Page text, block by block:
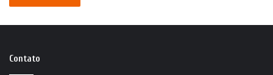
Contato